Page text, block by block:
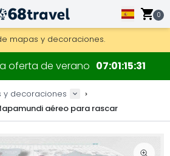
0
90 días para mapas de madera
mapas y decoraciones.
oferta de verano 07011531
y decoraciones
aéreo para rascar
Buscar